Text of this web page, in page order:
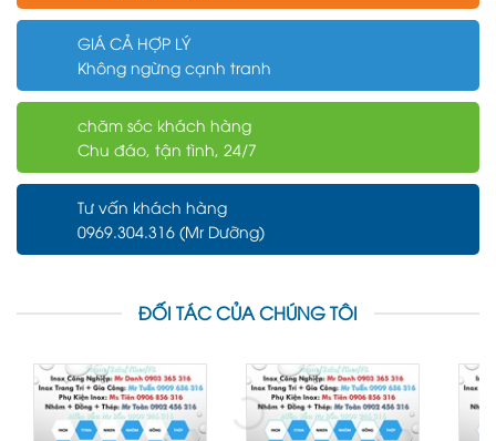
GIÁ CẢ HỢP LÝ
Không ngừng cạnh tranh
chăm sóc khách hàng
Chu đáo, tận tình, 24/7
Tư vấn khách hàng
0969.304.316 (Mr Dưỡng)
ĐỐI TÁC CỦA CHÚNG TÔI